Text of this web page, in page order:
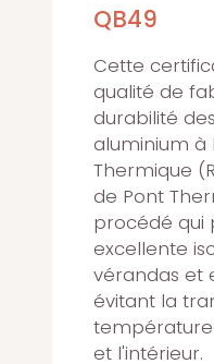
QB49
Cette
qualité de
durabilité
aluminium à
Thermique
de Pont
procédé qui
excellente
vérandas et
évitant la
et l'intérieur.